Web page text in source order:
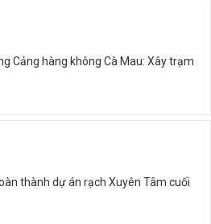
Cảng hàng không Cà Mau: Xây trạm
thành dự án rạch Xuyên Tâm cuối